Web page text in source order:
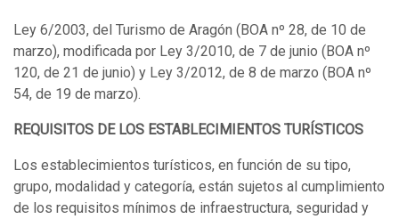
Ley 6/2003, del Turismo de Aragón (BOA nº 28, de 10 de
marzo), modificada por Ley 3/2010, de 7 de junio (BOA nº
120, de 21 de junio) y Ley 3/2012, de 8 de marzo (BOA nº
54, de 19 de marzo).
REQUISITOS DE LOS ESTABLECIMIENTOS TURÍSTICOS
Los establecimientos turísticos, en función de su tipo,
grupo, modalidad y categoría, están sujetos al cumplimiento
de los requisitos mínimos de infraestructura, seguridad y